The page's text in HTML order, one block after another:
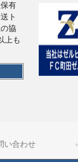
有
ト
協
上も
い合わせ